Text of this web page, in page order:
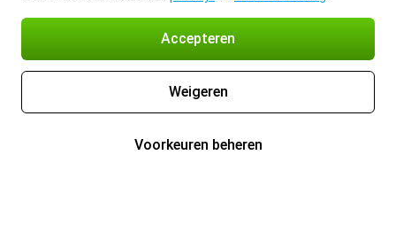
Accepteren
Weigeren
Voorkeuren beheren